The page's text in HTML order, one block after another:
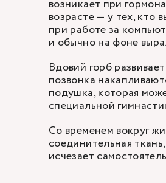
возникает при
возрасте — у тех, кто
при работе за
и обычно на фоне
Вдовий горб
позвонка
подушка, которая
специальной
Со временем вокруг
соединительная
исчезает